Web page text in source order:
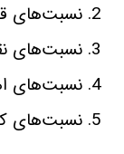
2. نسبت‌های قيمتی
3. نسبت‌های نقدينگی
4. نسبت‌های اهرمی
5. نسبت‌های كارايی(فعاليت)